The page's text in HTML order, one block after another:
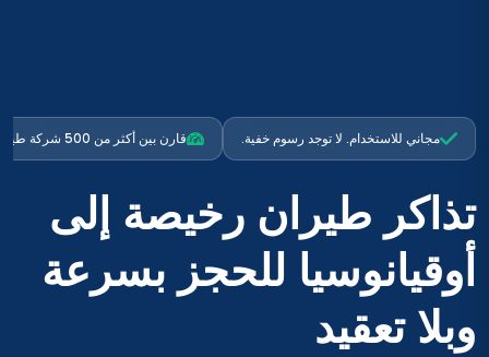
مجاني للاستخدام. لا توجد رسوم خفية. قارن بين أكثر من 500 شركة طيران
تذاكر طيران رخيصة إلى
أوقيانوسيا للحجز بسرعة
وبلا تعقيد